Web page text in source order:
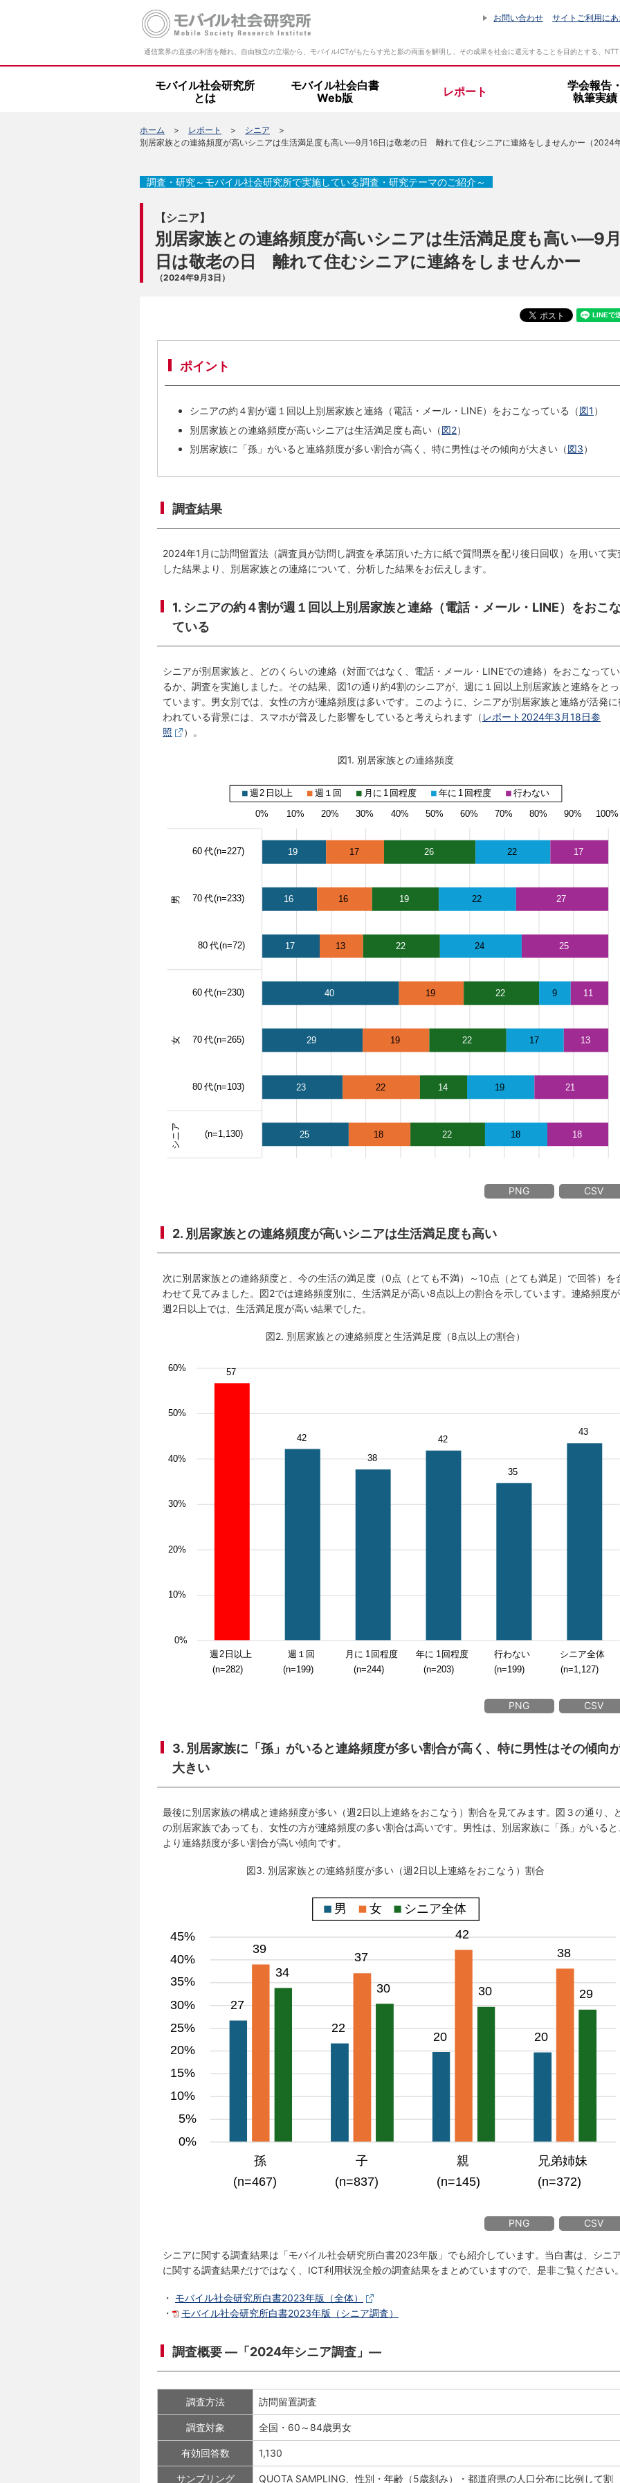
お問い合わせ サイトご利用に
通信業界の直接の利害を離れ、自由独立の立場から、モバイルICTがもたらす光と影の両面を解明し、その成果を社会に還元することを目的とする、
モバイル社会研究所
とは
設立趣旨・活動指針
モバイル社会白書
Web版
レポート
学会報告
執筆実績
ホーム レポート
シニア
別居家族との連絡頻度が高いシニアは生活満足度も高い―9月16日は敬老の日 離れて住むシニアに連絡をしませんかー（2024
【シニア】
別居家族との連絡頻度が高いシニアは生活満足度も高い―9
日は敬老の日 離れて住むシニアに連絡をしませんかー
（2024年9月3日）
調査・研究～モバイル社会研究所で実施している調査・研究テーマのご紹介～
ポイント
シニアの約４割が週１回以上別居家族と連絡（電話・メール・LINE）をおこなっている（図1 ）
別居家族との連絡頻度が高いシニアは生活満足度も高い（図2）
別居家族に「孫」がいると連絡頻度が多い割合が高く、特に男性はその傾向が大きい（図3）
調査結果
2024年1月に訪問留置法（調査員が訪問し調査を承諾頂いた方に紙で質問票を配り後日回収）を用いて実
した結果より、別居家族との連絡について、分析した結果をお伝えします。
1. シニアの約４割が週１回以上別居家族と連絡（電話・メール・LINE）をおこ
ている
シニアが別居家族と、どのくらいの連絡（対面ではなく、電話・メール・LINEでの連絡）をおこなってい
るか、調査を実施しました。その結果、図1の通り約4割のシニアが、週に１回以上別居家族と連絡をとっ
ています。男女別では、女性の方が連絡頻度は多いです。このように、シニアが別居家族と連絡が活発に
われている背景には、スマホが普及した影響をしていると考えられます（ レポート2024年3月18日参
照
）。
図1. 別居家族との連絡頻度
PNG CSV
2. 別居家族との連絡頻度が高いシニアは生活満足度も高い
次に別居家族との連絡頻度と、今の生活の満足度（0点（とても不満）～10点（とても満足）で回答）を
わせて見てみました。図2では連絡頻度別に、生活満足が高い8点以上の割合を示しています。連絡頻度が
週2日以上では、生活満足度が高い結果でした。
図2. 別居家族との連絡頻度と生活満足度（8点以上の割合）
PNG CSV
3. 別居家族に「孫」がいると連絡頻度が多い割合が高く、特に男性はその傾向
大きい
最後に別居家族の構成と連絡頻度が多い（週2日以上連絡をおこなう）割合を見てみます。図３の通り、
の別居家族であっても、女性の方が連絡頻度の多い割合は高いです。男性は、別居家族に「孫」がいると
より連絡頻度が多い割合が高い傾向です。
図3. 別居家族との連絡頻度が多い（週2日以上連絡をおこなう）割合
PNG CSV
シニアに関する調査結果は「モバイル社会研究所白書2023年版」でも紹介しています。当白書は、シニ
に関する調査結果だけではなく、ICT利用状況全般の調査結果をまとめていますので、是非ご覧ください
・ モバイル社会研究所白書2023年版（全体）
・
モバイル社会研究所白書2023年版（シニア調査）
調査概要 ―「2024年シニア調査」―
調査方法 訪問留置調査
調査対象 全国・60～84歳男女
有効回答数 1,130
サンプリング QUOTA SAMPLING、性別・年齢（5歳刻み）・都道府県の人口分布に比例して割